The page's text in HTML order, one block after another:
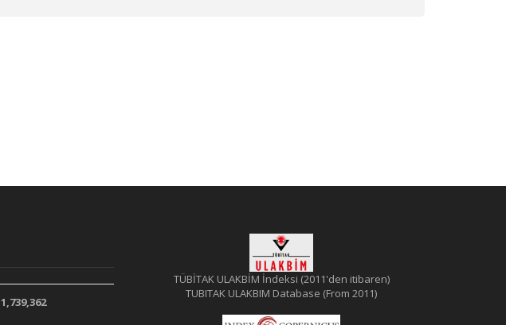
1,739,362
TÜBİTAK ULAKBİM İndeksi (2011'den itibaren)
TUBITAK ULAKBIM Database (From 2011)